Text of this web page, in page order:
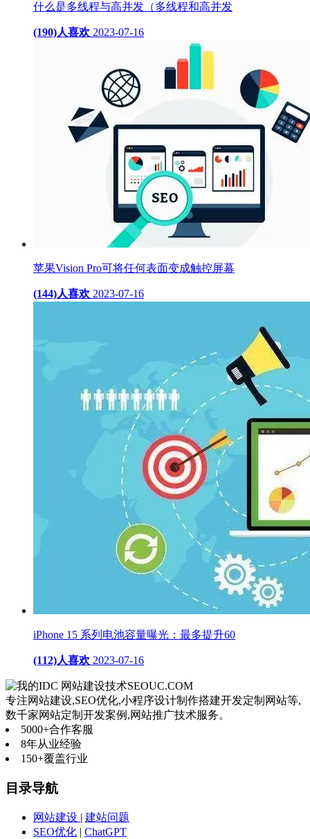
什么是多线程与高并发（多线程和高并发
(190)人喜欢 2023-07-16
苹果Vision Pro可将任何表面变成触控屏幕
(144)人喜欢 2023-07-16
iPhone 15 系列电池容量曝光：最多提升60
(112)人喜欢 2023-07-16
网站建设技术SEOUC.COM
专注网站建设,SEO优化,小程序设计制作搭建开发定制网站等,
数千家网站定制开发案例,网站推广技术服务。
5000+合作客服
8年从业经验
150+覆盖行业
目录导航
网站建设 | 建站问题
SEO优化 | ChatGPT